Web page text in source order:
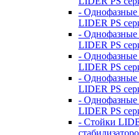
- Однофазные
LIDER PS
- Однофазные
LIDER PS
- Однофазные
LIDER PS
- Однофазные
LIDER PS
- Однофазные
LIDER PS
- Стойки